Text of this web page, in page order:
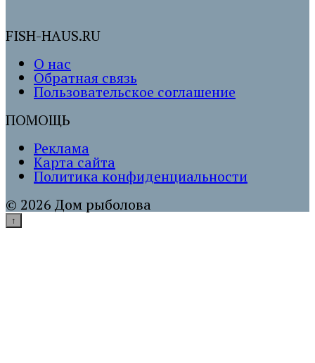
FISH-HAUS.RU
О нас
Обратная связь
Пользовательское соглашение
ПОМОЩЬ
Реклама
Карта сайта
Политика конфиденциальности
© 2026 Дом рыболова